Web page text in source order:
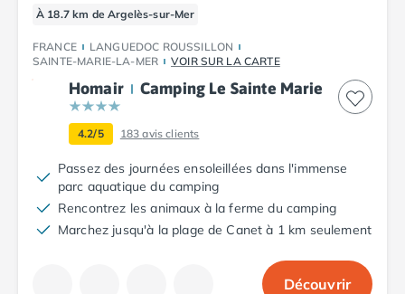
À 18.7 km de Argelès-sur-Mer
FRANCE
LANGUEDOC ROUSSILLON
SAINTE-MARIE-LA-MER
VOIR SUR LA CARTE
Homair Camping Le Sainte Marie
4.2/5 183avis clients
Passez des journées ensoleillées dans l'immense
parc aquatique du camping
Rencontrez les animaux à la ferme du camping
Marchez jusqu'à la plage de Canet à 1 km seulement
Découvrir